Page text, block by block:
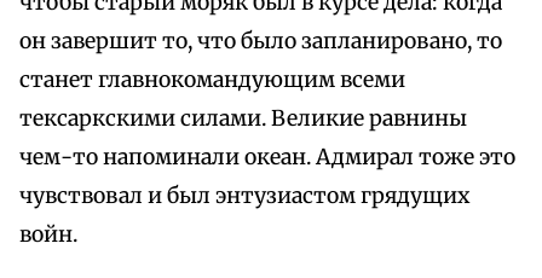
он завершит то, что было запланировано, то
станет главнокомандующим всеми
тексаркскими силами. Великие равнины
чем-то напоминали океан. Адмирал тоже это
чувствовал и был энтузиастом грядущих
войн.